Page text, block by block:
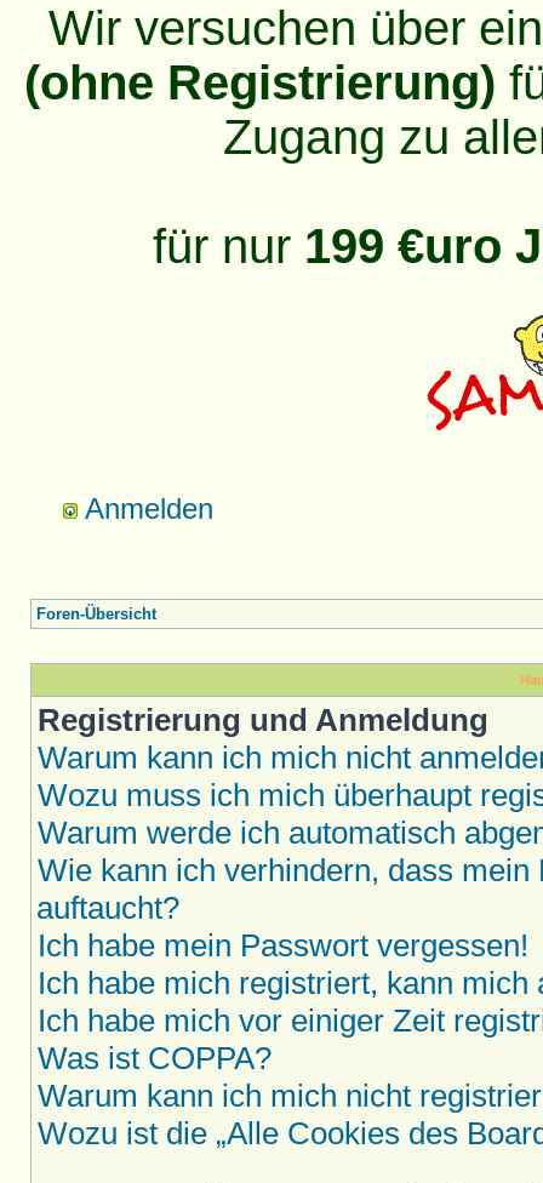
Wir versuchen über
(ohne Registrierung)
Zugang zu
für nur 199 €uro
Anmelden
Foren-Übersicht
Registrierung und Anmeldung
Warum kann ich mich nicht
Wozu muss ich mich überhaupt
Warum werde ich automatisch
Wie kann ich verhindern, dass
auftaucht?
Ich habe mein Passwort vergessen!
Ich habe mich registriert, kann mich
Ich habe mich vor einiger Zeit
Was ist COPPA?
Warum kann ich mich nicht
Wozu ist die „Alle Cookies des